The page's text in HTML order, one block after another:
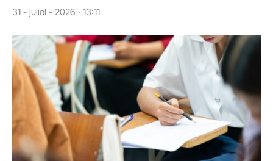
31 - juliol - 2026 · 13:11